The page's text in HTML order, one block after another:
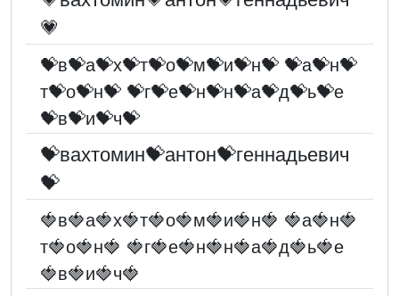
💗
💝в💝а💝х💝т💝о💝м💝и💝н💝 💝а💝н💝
т💝о💝н💝 💝г💝е💝н💝н💝а💝д💝ь💝е
💝в💝и💝ч💝
💝вахтомин💝антон💝геннадьевич
💝
🍓в🍓а🍓х🍓т🍓о🍓м🍓и🍓н🍓 🍓а🍓н🍓
т🍓о🍓н🍓 🍓г🍓е🍓н🍓н🍓а🍓д🍓ь🍓е
🍓в🍓и🍓ч🍓